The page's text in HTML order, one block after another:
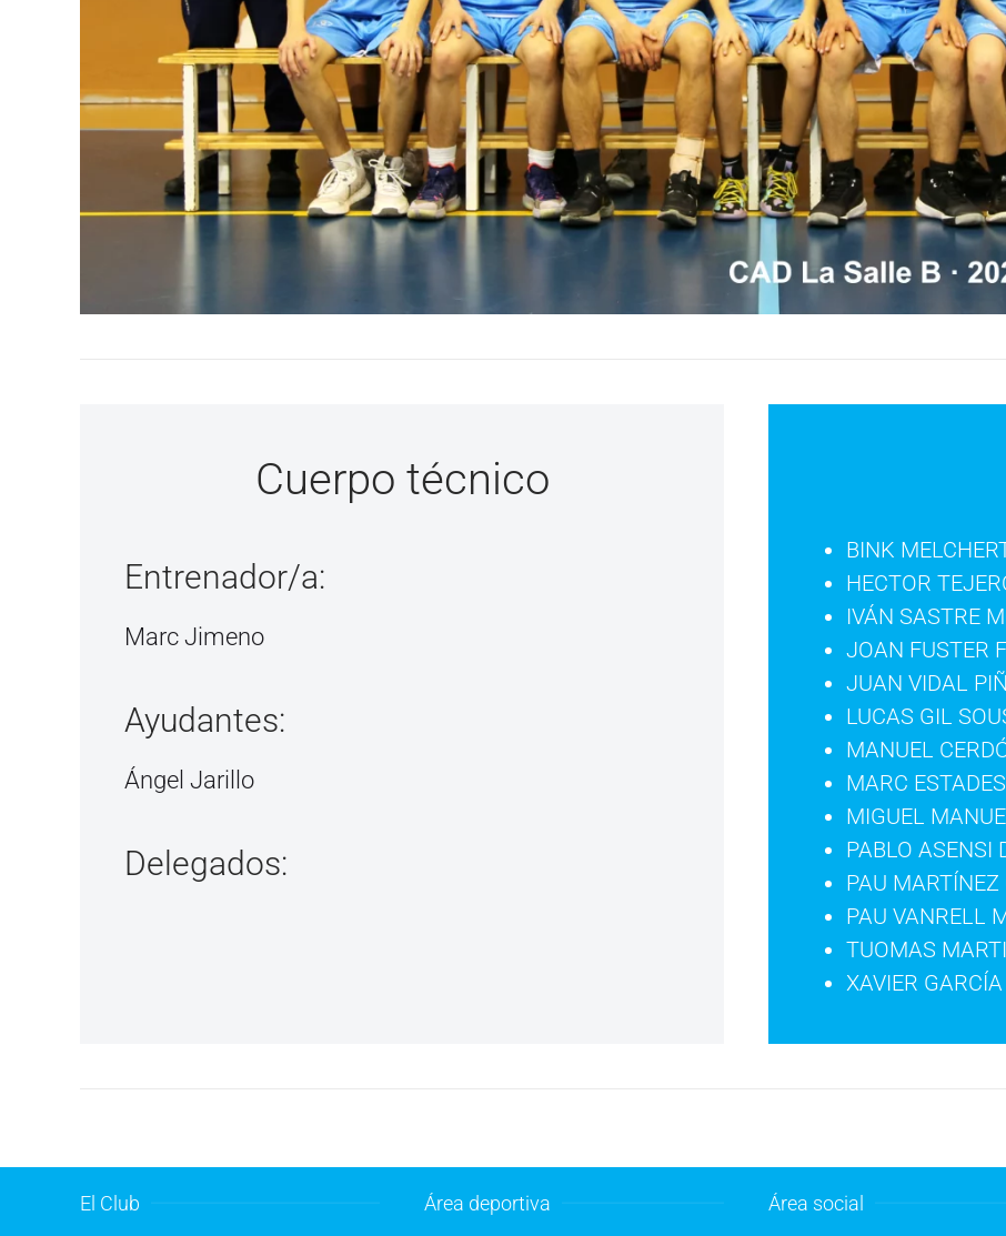
Cuerpo técnico
Entrenador/a:
Marc Jimeno
Ayudantes:
Ángel Jarillo
Delegados:
BINK
HECTOR
IVÁN SASTRE
JOAN FUSTER
JUAN VIDAL
LUCAS GIL
MANUEL
MARC
MIGUEL
PABLO ASENSI
PAU MARTÍNEZ
PAU VANRELL
TUOMAS
XAVIER
El Club Área deportiva Área social